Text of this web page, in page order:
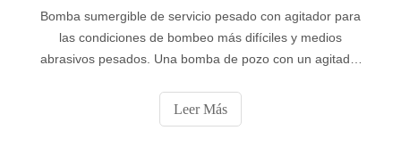
Bomba sumergible de servicio pesado con agitador para
las condiciones de bombeo más difíciles y medios
abrasivos pesados. Una bomba de pozo con un agitador
cualquier profundidad. El diseño de trombón de Nuhn
utiliza un cilindro hidráulico para extender la longitud de la
Leer Más